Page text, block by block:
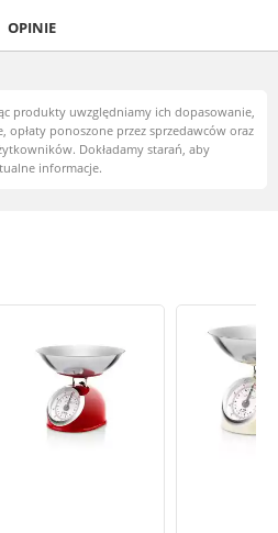
OPINIE
produkty uwzględniamy ich dopasowanie,
ponoszone przez sprzedawców oraz
Dokładamy starań, aby
informacje.